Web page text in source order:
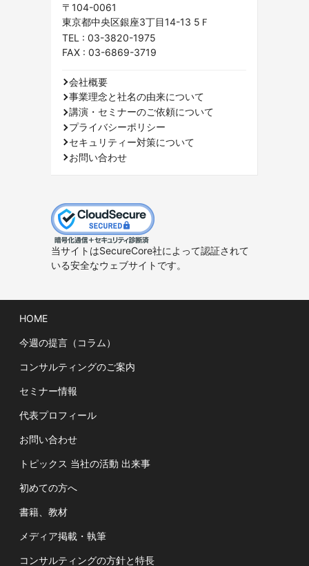
〒104-0061
東京都中央区銀座3丁目14-13 5Ｆ
TEL : 03-3820-1975
FAX : 03-6869-3719
会社概要
事業理念と社名の由来について
講演・セミナーのご依頼について
プライバシーポリシー
セキュリティー対策について
お問い合わせ
当サイトはSecureCore社によって認証されて
いる安全なウェブサイトです。
HOME
今週の提言（コラム）
コンサルティングのご案内
セミナー情報
代表プロフィール
お問い合わせ
トピックス 当社の活動 出来事
初めての方へ
書籍、教材
メディア掲載・執筆
コンサルティングの方針と特長